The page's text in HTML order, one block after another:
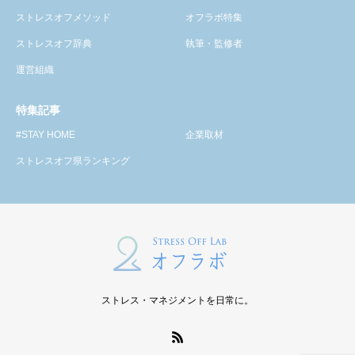
ストレスオフメソッド オフラボ特集
ストレスオフ辞典 執筆・監修者
運営組織
特集記事
#STAY HOME 企業取材
ストレスオフ県ランキング
ストレス・マネジメントを日常に。